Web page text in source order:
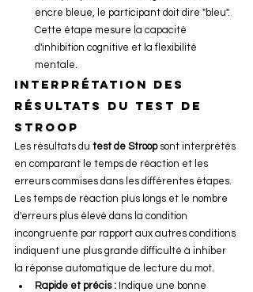
encre bleue, le participant doit dire "bleu".
Cette étape mesure la capacité
d'inhibition cognitive et la flexibilité
mentale.
interprétation des
résultats du test de
stroop
Les résultats du test de Stroop sont interprétés
en comparant le temps de réaction et les
erreurs commises dans les différentes étapes.
Les temps de réaction plus longs et le nombre
d'erreurs plus élevé dans la condition
incongruente par rapport aux autres conditions
indiquent une plus grande difficulté à inhiber
la réponse automatique de lecture du mot.
Rapide et précis : Indique une bonne